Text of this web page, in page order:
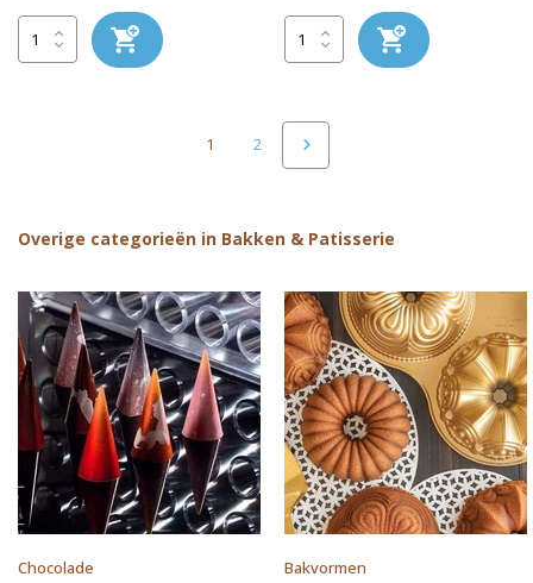
1 2
Overige categorieën in Bakken & Patisserie
Chocolade Bakvormen